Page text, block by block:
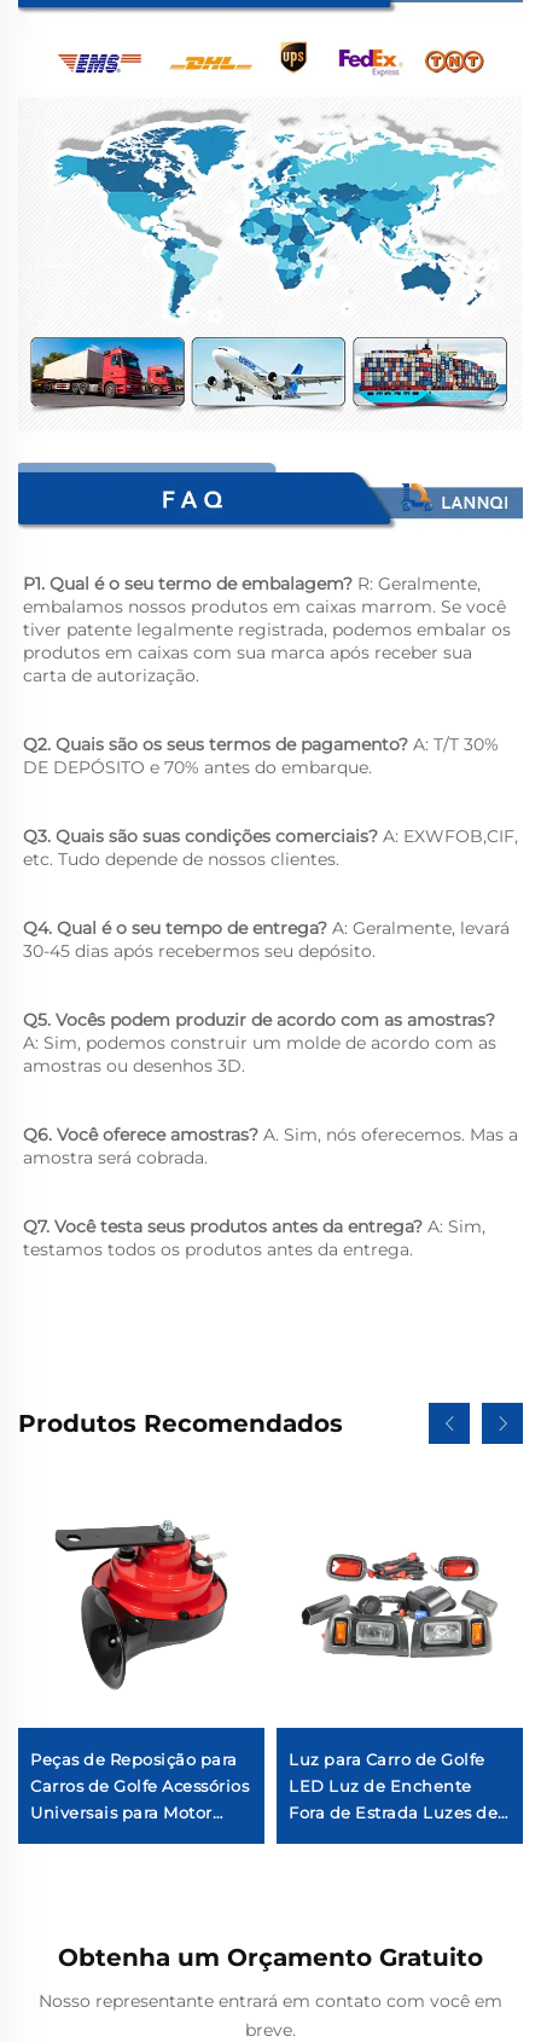
P1. Qual é o seu termo de embalagem? R: Geralmente,
embalamos nossos produtos em caixas marrom. Se você
tiver patente legalmente registrada, podemos embalar os
produtos em caixas com sua marca após receber sua
carta de autorização.
Q2. Quais são os seus termos de pagamento? A: T/T 30%
DE DEPÓSITO e 70% antes do embarque.
Q3. Quais são suas condições comerciais? A: EXWFOB,CIF,
etc. Tudo depende de nossos clientes.
Q4. Qual é o seu tempo de entrega? A: Geralmente, levará
30-45 dias após recebermos seu depósito.
Q5. Vocês podem produzir de acordo com as amostras?
A: Sim, podemos construir um molde de acordo com as
amostras ou desenhos 3D.
Q6. Você oferece amostras? A. Sim, nós oferecemos. Mas a
amostra será cobrada.
Q7. Você testa seus produtos antes da entrega? A: Sim,
testamos todos os produtos antes da entrega.
Produtos Recomendados
Peças de Reposição para
Carros de Golfe Acessórios
Universais para Motor
Luz para Carro de Golfe
LED Luz de Enchente
Fora de Estrada Luzes de
Obtenha um Orçamento Gratuito
Nosso representante entrará em contato com você em
breve.